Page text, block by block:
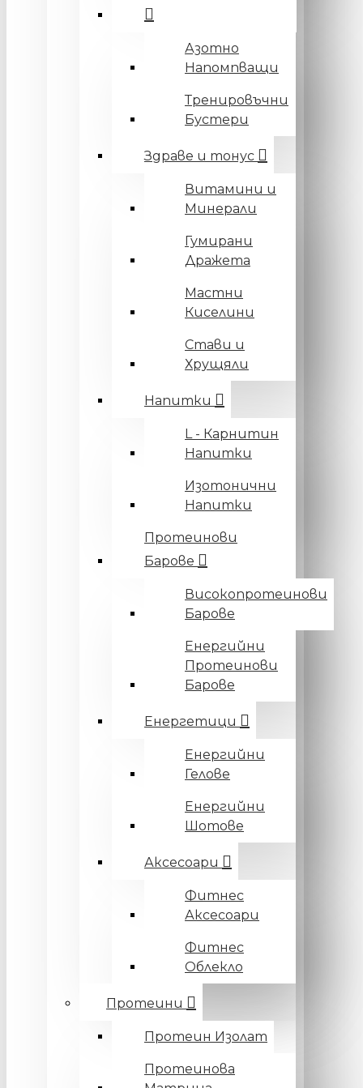
Азотно
Напомпващи
Тренировъчни
Бустери
Здраве и тонус
Витамини и
Минерали
Гумирани
Дражета
Мастни
Киселини
Стави и
Хрущяли
Напитки
L - Карнитин
Напитки
Изотонични
Напитки
Протеинови
Барове
Високопротеинови
Барове
Енергийни
Протеинови
Барове
Енергетици
Енергийни
Гелове
Енергийни
Шотове
Аксесоари
Фитнес
Аксесоари
Фитнес
Облекло
Протеини
Протеин Изолат
Протеинова